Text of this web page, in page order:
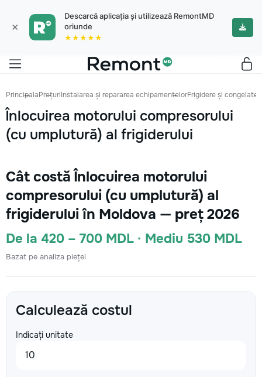
×
Descarcă aplicația și utilizează RemontMD
oriunde
★★★★★
PrincipalaPrețuriInstalarea și repararea echipamentelorFrigidere și
Înlocuirea motorului compresorului
(cu umplutură) al frigiderului
Cât costă Înlocuirea motorului
compresorului (cu umplutură) al
frigiderului în Moldova — preț 2026
De la 420 – 700 MDL · Mediu 530 MDL
Bazat pe analiza pieței
Calculează costul
Indicați unitate